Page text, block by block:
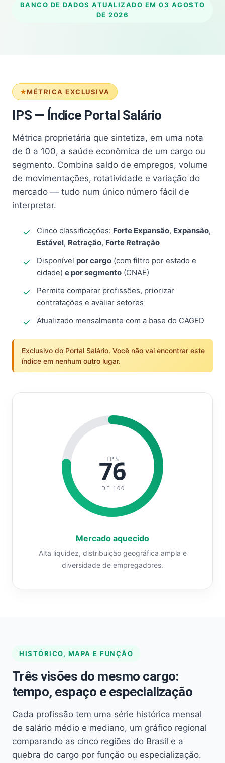
BANCO DE DADOS ATUALIZADO EM 03 AGOSTO
DE 2026
MÉTRICA EXCLUSIVA
IPS — Índice Portal Salário
Métrica proprietária que sintetiza, em uma nota
de 0 a 100, a saúde econômica de um cargo ou
segmento. Combina saldo de empregos, volume
de movimentações, rotatividade e variação do
mercado — tudo num único número fácil de
interpretar.
Cinco classificações: Forte Expansão, Expansão,
Estável, Retração, Forte Retração
Disponível por cargo (com filtro por estado e
cidade) e por segmento (CNAE)
Permite comparar profissões, priorizar
contratações e avaliar setores
Atualizado mensalmente com a base do CAGED
Exclusivo do Portal Salário. Você não vai encontrar este
índice em nenhum outro lugar.
IPS
76
DE 100
Mercado aquecido
Alta liquidez, distribuição geográfica ampla e
diversidade de empregadores.
HISTÓRICO, MAPA E FUNÇÃO
Três visões do mesmo cargo:
tempo, espaço e especialização
Cada profissão tem uma série histórica mensal
de salário médio e mediano, um gráfico regional
comparando as cinco regiões do Brasil e a
quebra do cargo por função ou especialização.